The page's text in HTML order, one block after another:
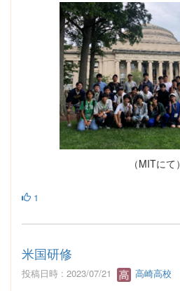
（MITにて）
1
米国研修
投稿日時 : 2023/07/21 高崎高校